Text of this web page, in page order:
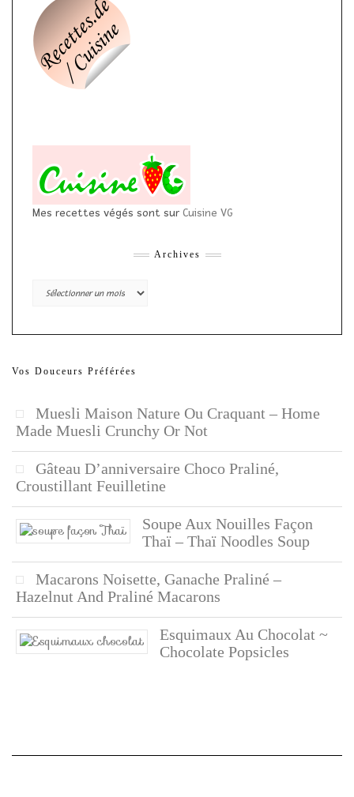
Mes recettes végés sont sur Cuisine VG
Archives
Archives
Vos Douceurs Préférées
Muesli Maison Nature Ou Craquant – Home
Made Muesli Crunchy Or Not
Gâteau D’anniversaire Choco Praliné,
Croustillant Feuilletine
Soupe Aux Nouilles Façon
Thaï – Thaï Noodles Soup
Macarons Noisette, Ganache Praliné –
Hazelnut And Praliné Macarons
Esquimaux Au Chocolat ~
Chocolate Popsicles